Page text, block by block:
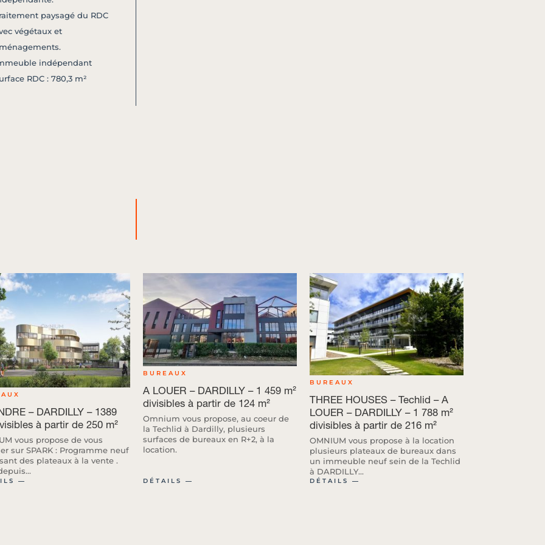
paysagé du RDC
végétaux et
indépendant
RDC : 780,3 m²
– DARDILLY – 1389
à partir de 250 m²
vous propose de vous
sur SPARK : Programme neuf
des plateaux à la vente .
―
BUREAUX
A LOUER – DARDILLY – 1 459 m²
divisibles à partir de 124 m²
Omnium vous propose, au coeur de
la Techlid à Dardilly, plusieurs
surfaces de bureaux en R+2, à la
location.
DÉTAILS ―
BUREAUX
THREE HOUSES – Techlid – A
LOUER – DARDILLY – 1 788 m²
divisibles à partir de 216 m²
OMNIUM vous propose à la location
plusieurs plateaux de bureaux dans
un immeuble neuf sein de la Techlid
à DARDILLY...
DÉTAILS ―